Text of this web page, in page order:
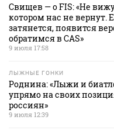
Свищев — о FIS: «Не
котором нас не вернут.
затянется, появится
обратимся в CAS»
9 июля 17:58
ЛЫЖНЫЕ ГОНКИ
Роднина: «Лыжи и
упрямо на своих
россиян»
9 июля 12:39